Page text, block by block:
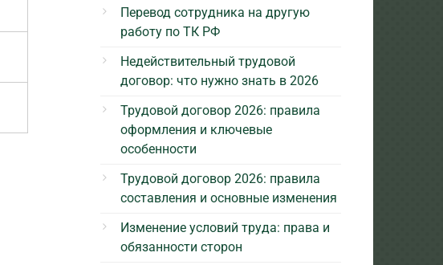
Перевод сотрудника на другую
работу по ТК РФ
Недействительный трудовой
договор: что нужно знать в 2026
Трудовой договор 2026: правила
оформления и ключевые
особенности
Трудовой договор 2026: правила
составления и основные изменения
Изменение условий труда: права и
обязанности сторон